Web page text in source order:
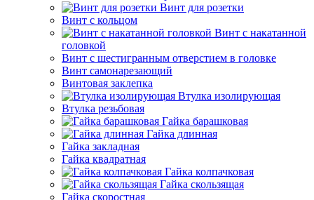
Винт для розетки
Винт с кольцом
Винт с накатанной
головкой
Винт с шестигранным отверстием в головке
Винт самонарезающий
Винтовая заклепка
Втулка изолирующая
Втулка резьбовая
Гайка барашковая
Гайка длинная
Гайка закладная
Гайка квадратная
Гайка колпачковая
Гайка скользящая
Гайка скоростная